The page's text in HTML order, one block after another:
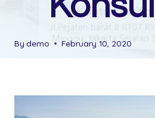
By demo February 10, 2020